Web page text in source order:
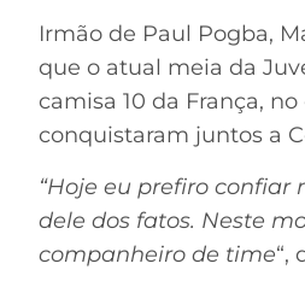
Irmão de Paul Pogba,
que o atual meia da
camisa 10 da França,
conquistaram juntos a
“Hoje eu prefiro
dele dos fatos. Neste
companheiro de time“,